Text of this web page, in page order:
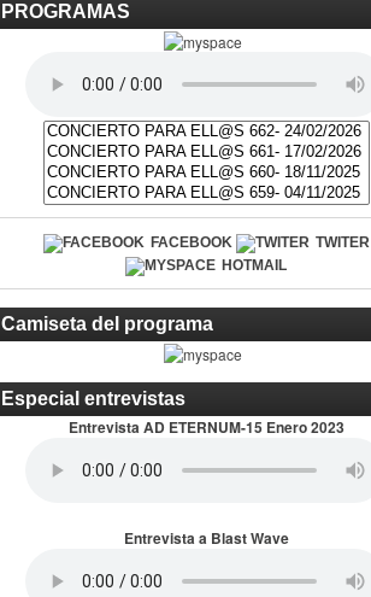
PROGRAMAS
FACEBOOK
TWITER
HOTMAIL
Camiseta del programa
Especial entrevistas
Entrevista AD ETERNUM-15 Enero 2023
Entrevista a Blast Wave